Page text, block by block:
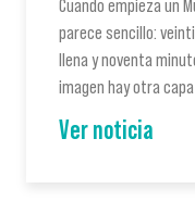
Cuando empieza un
parece sencillo:
llena y noventa
imagen hay otra
Ver noticia